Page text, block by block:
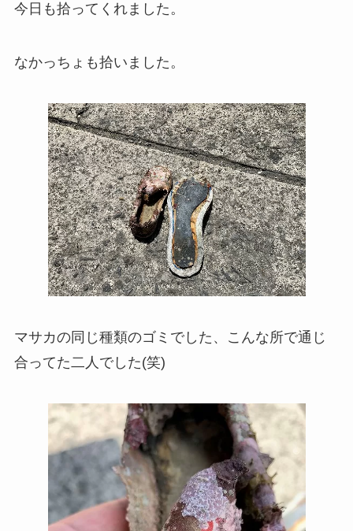
今日も拾ってくれました。
なかっちょも拾いました。
マサカの同じ種類のゴミでした、こんな所で通じ
合ってた二人でした(笑)